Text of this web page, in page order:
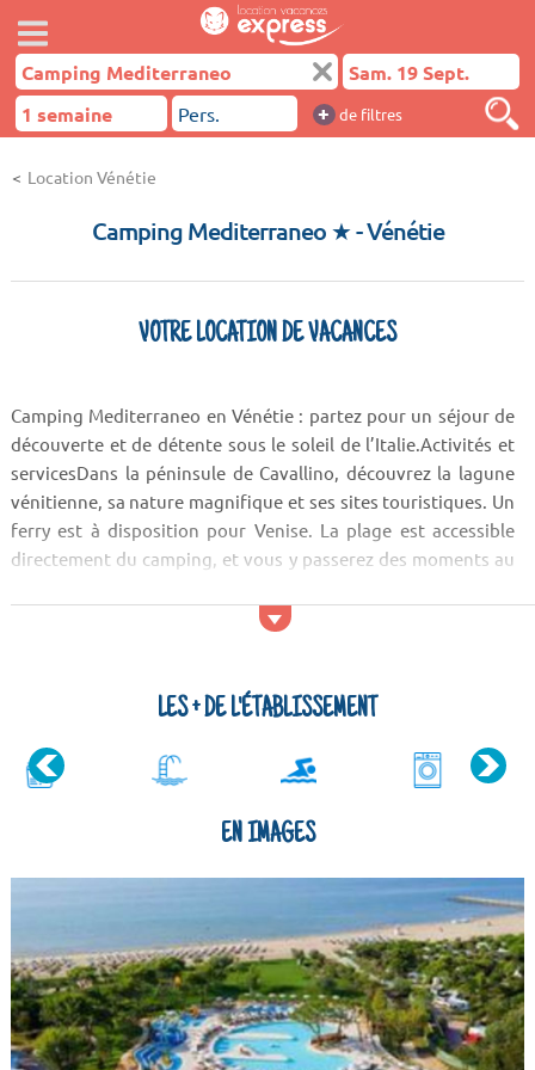
+ de filtres
Location Vénétie
Camping Mediterraneo ★- Vénétie
VOTRE LOCATION DE VACANCES
Camping Mediterraneo en Vénétie : partez pour un séjour de
découverte et de détente sous le soleil de l’Italie.Activités et
servicesDans la péninsule de Cavallino, découvrez la lagune
vénitienne, sa nature magnifique et ses sites touristiques. Un
ferry est à disposition pour Venise. La plage est accessible
directement du camping, et vous y passerez des moments au
d’une piscine pour enfants, une pour adultes et d’un bain
LES + DE L'ÉTABLISSEMENT
EN IMAGES